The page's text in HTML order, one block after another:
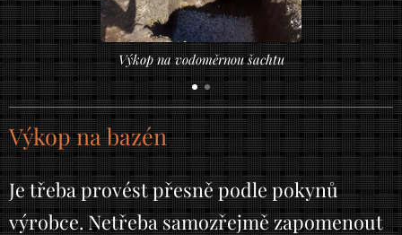
Výkop na vodoměrnou šachtu
Výkop na bazén
Je třeba provést přesně podle pokynů
výrobce. Netřeba samozřejmě zapomenout